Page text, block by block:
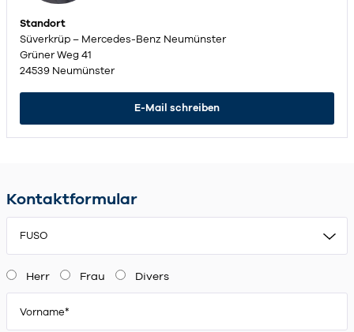
Standort
Süverkrüp – Mercedes-Benz Neumünster
Grüner Weg 41
24539 Neumünster
E-Mail schreiben
Kontaktformular
FUSO
Herr Frau Divers